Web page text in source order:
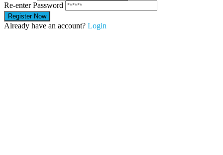
Re-enter Password
Already have an account? Login